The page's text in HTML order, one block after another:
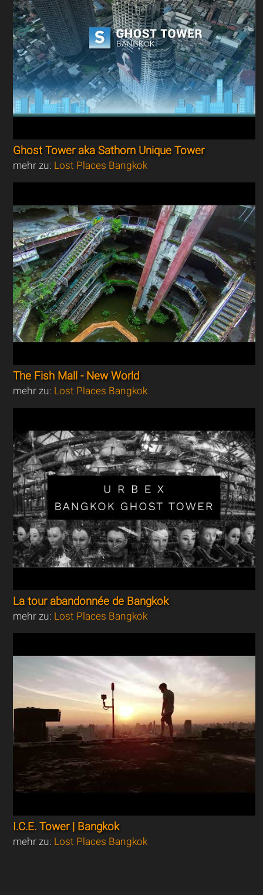
Ghost Tower aka Sathorn Unique Tower
mehr zu: Lost Places Bangkok
The Fish Mall - New World
mehr zu: Lost Places Bangkok
La tour abandonnée de Bangkok
mehr zu: Lost Places Bangkok
I.C.E. Tower | Bangkok
mehr zu: Lost Places Bangkok